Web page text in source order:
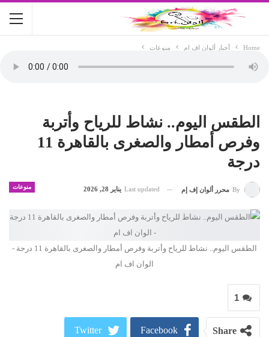
Home أخبار ألوان اف ام منوعات
الطقس اليوم.. نشاط للرياح وأتربة
وفرص أمطار والصغرى بالقاهرة 11
درجة
منوعات By محرر ألوان إف إم Last updated يناير 28, 2026
الطقس اليوم.. نشاط للرياح وأتربة وفرص أمطار والصغرى بالقاهرة 11 درجة -
الوان اف ام
1
Share
Facebook
Twitter